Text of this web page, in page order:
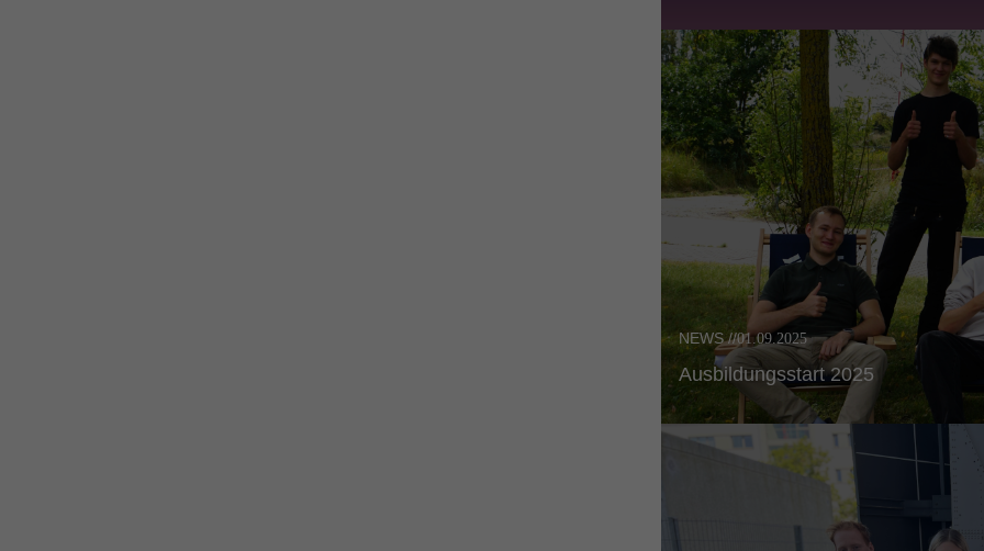
NEWS //01.09.2025
Ausbil­dungs­start 2025